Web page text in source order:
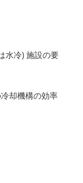
水冷) 施設の要
却機構の効率